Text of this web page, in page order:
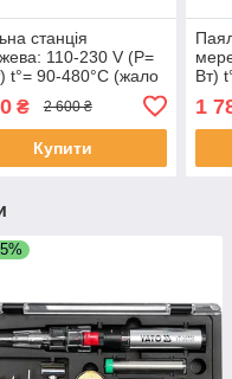
станція
110-230 V (Р=
t°= 90-480°С (жало
LCD табло Yato
(Польща)
₴ 2 600 ₴
Купити
Вт)
YT-
1